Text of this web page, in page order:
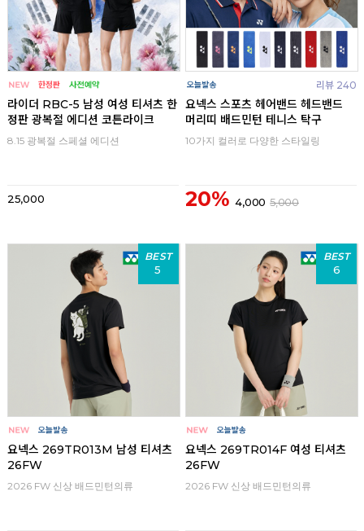
라이더 RBC-5 남성 여성 티셔츠 한
정판 광복절 에디션 코튼라이크
8.15 광복절 스페셜 에디션
25,000
리뷰 240
요넥스 스포츠 헤어밴드 헤드밴드
머리띠 배드민턴 테니스 탁구
10가지 컬러로 다양한 스타일링
20% 4,000 5,000
BEST
5
요넥스 269TR013M 남성 티셔츠
26FW
2026 FW 신상 배드민턴의류
BEST
6
요넥스 269TR014F 여성 티셔츠
26FW
2026 FW 신상 배드민턴의류